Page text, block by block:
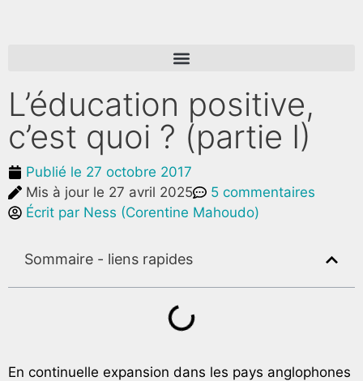
L’éducation positive,
c’est quoi ? (partie I)
Publié le 27 octobre 2017
Mis à jour le 27 avril 2025
5 commentaires
Écrit par Ness (Corentine Mahoudo)
Sommaire - liens rapides
En continuelle expansion dans les pays anglophones